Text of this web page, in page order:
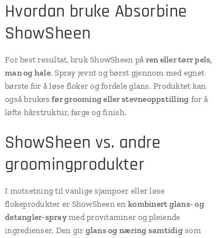
Hvordan bruke Absorbine
ShowSheen
For best resultat, bruk ShowSheen på ren eller tørr pels,
man og hale. Spray jevnt og børst gjennom med egnet
børste for å løse floker og fordele glans. Produktet kan
også brukesfør grooming eller stevneoppstilling for å
løfte hårstruktur, farge og finish.
ShowSheen vs. andre
groomingprodukter
I motsetning til vanlige sjampoer eller løse
flokeprodukter er ShowSheen en kombinert glans- og
detangler-spraymed provitaminer og pleiende
ingredienser. Den gir glans og næring samtidigsom